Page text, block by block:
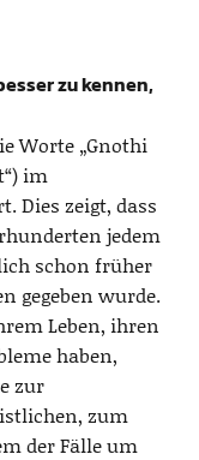
zu kennen,
Worte „Gnothi
im
Dies zeigt, dass
jedem
schon früher
gegeben wurde.
Leben, ihren
haben,
zur
zum
der Fälle um